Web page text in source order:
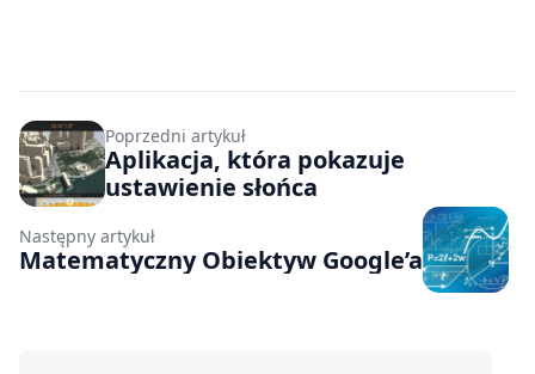
Poprzedni artykuł
Aplikacja, która pokazuje
ustawienie słońca
Następny artykuł
Matematyczny Obiektyw Google’a